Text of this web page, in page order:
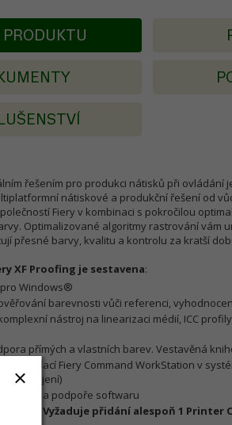
PRODUKTU
řešením pro produkci nátisků při ovládání
nátiskové a produkční řešení od
Fiery v kombinaci s pokročilou
Optimalizované algoritmy rastrování vám
přesné barvy, kvalitu a kontrolu za kratší
XF Proofing je sestavena:
pro Windows®
barevnosti vůči referenci,
nástroj na linearizaci médií, ICC
přímých a vlastních barev. Vestavěná
instalací Fiery Command WorkStation v
připojení)
o údržbě a podpoře softwaru
Vyžaduje přidání alespoň 1 Printer